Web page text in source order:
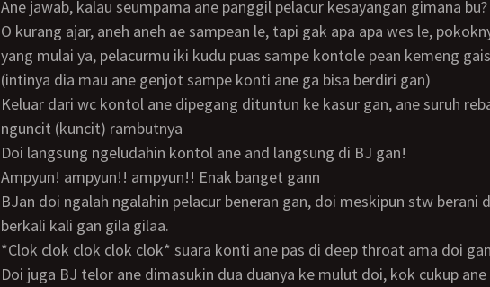
ane jawab, kalau seumpama ane panggil pelacur kesayangan gimana bu?
o kurang ajar, aneh aneh ae sampean le, tapi gak apa apa wes le, pokoknya samean
yang mulai ya, pelacurmu iki kudu puas sampe kontole pean kemeng
(intinya dia mau ane genjot sampe konti ane ga bisa berdiri gan)
keluar dari wc kontol ane dipegang dituntun ke kasur gan, ane suruh rebahan, doi
nguncit (kuncit) rambutnya
doi langsung ngeludahin kontol ane and langsung di BJ gan!
ampyun! ampyun!! ampyun!! Enak banget gann
BJan doi ngalah ngalahin pelacur beneran gan, doi meskipun stw berani deep throat
berkali kali gan gila gilaa.
*clok clok clok clok clok* suara konti ane pas di deep throat ama doi
doi juga BJ telor ane dimasukin dua duanya ke mulut doi, kok cukup ane heran gan,